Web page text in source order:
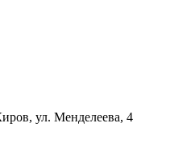
ул. Менделеева, 4